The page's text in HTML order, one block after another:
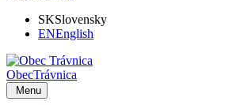
SKSlovensky
ENEnglish
ObecTrávnica
Menu